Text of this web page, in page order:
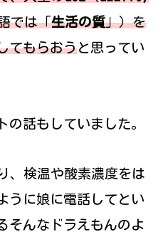
では「生活の質」）を
てもらおうと思ってい
の話もしていました。
、検温や酸素濃度をは
うに娘に電話してとい
そんなドラえもんのよ